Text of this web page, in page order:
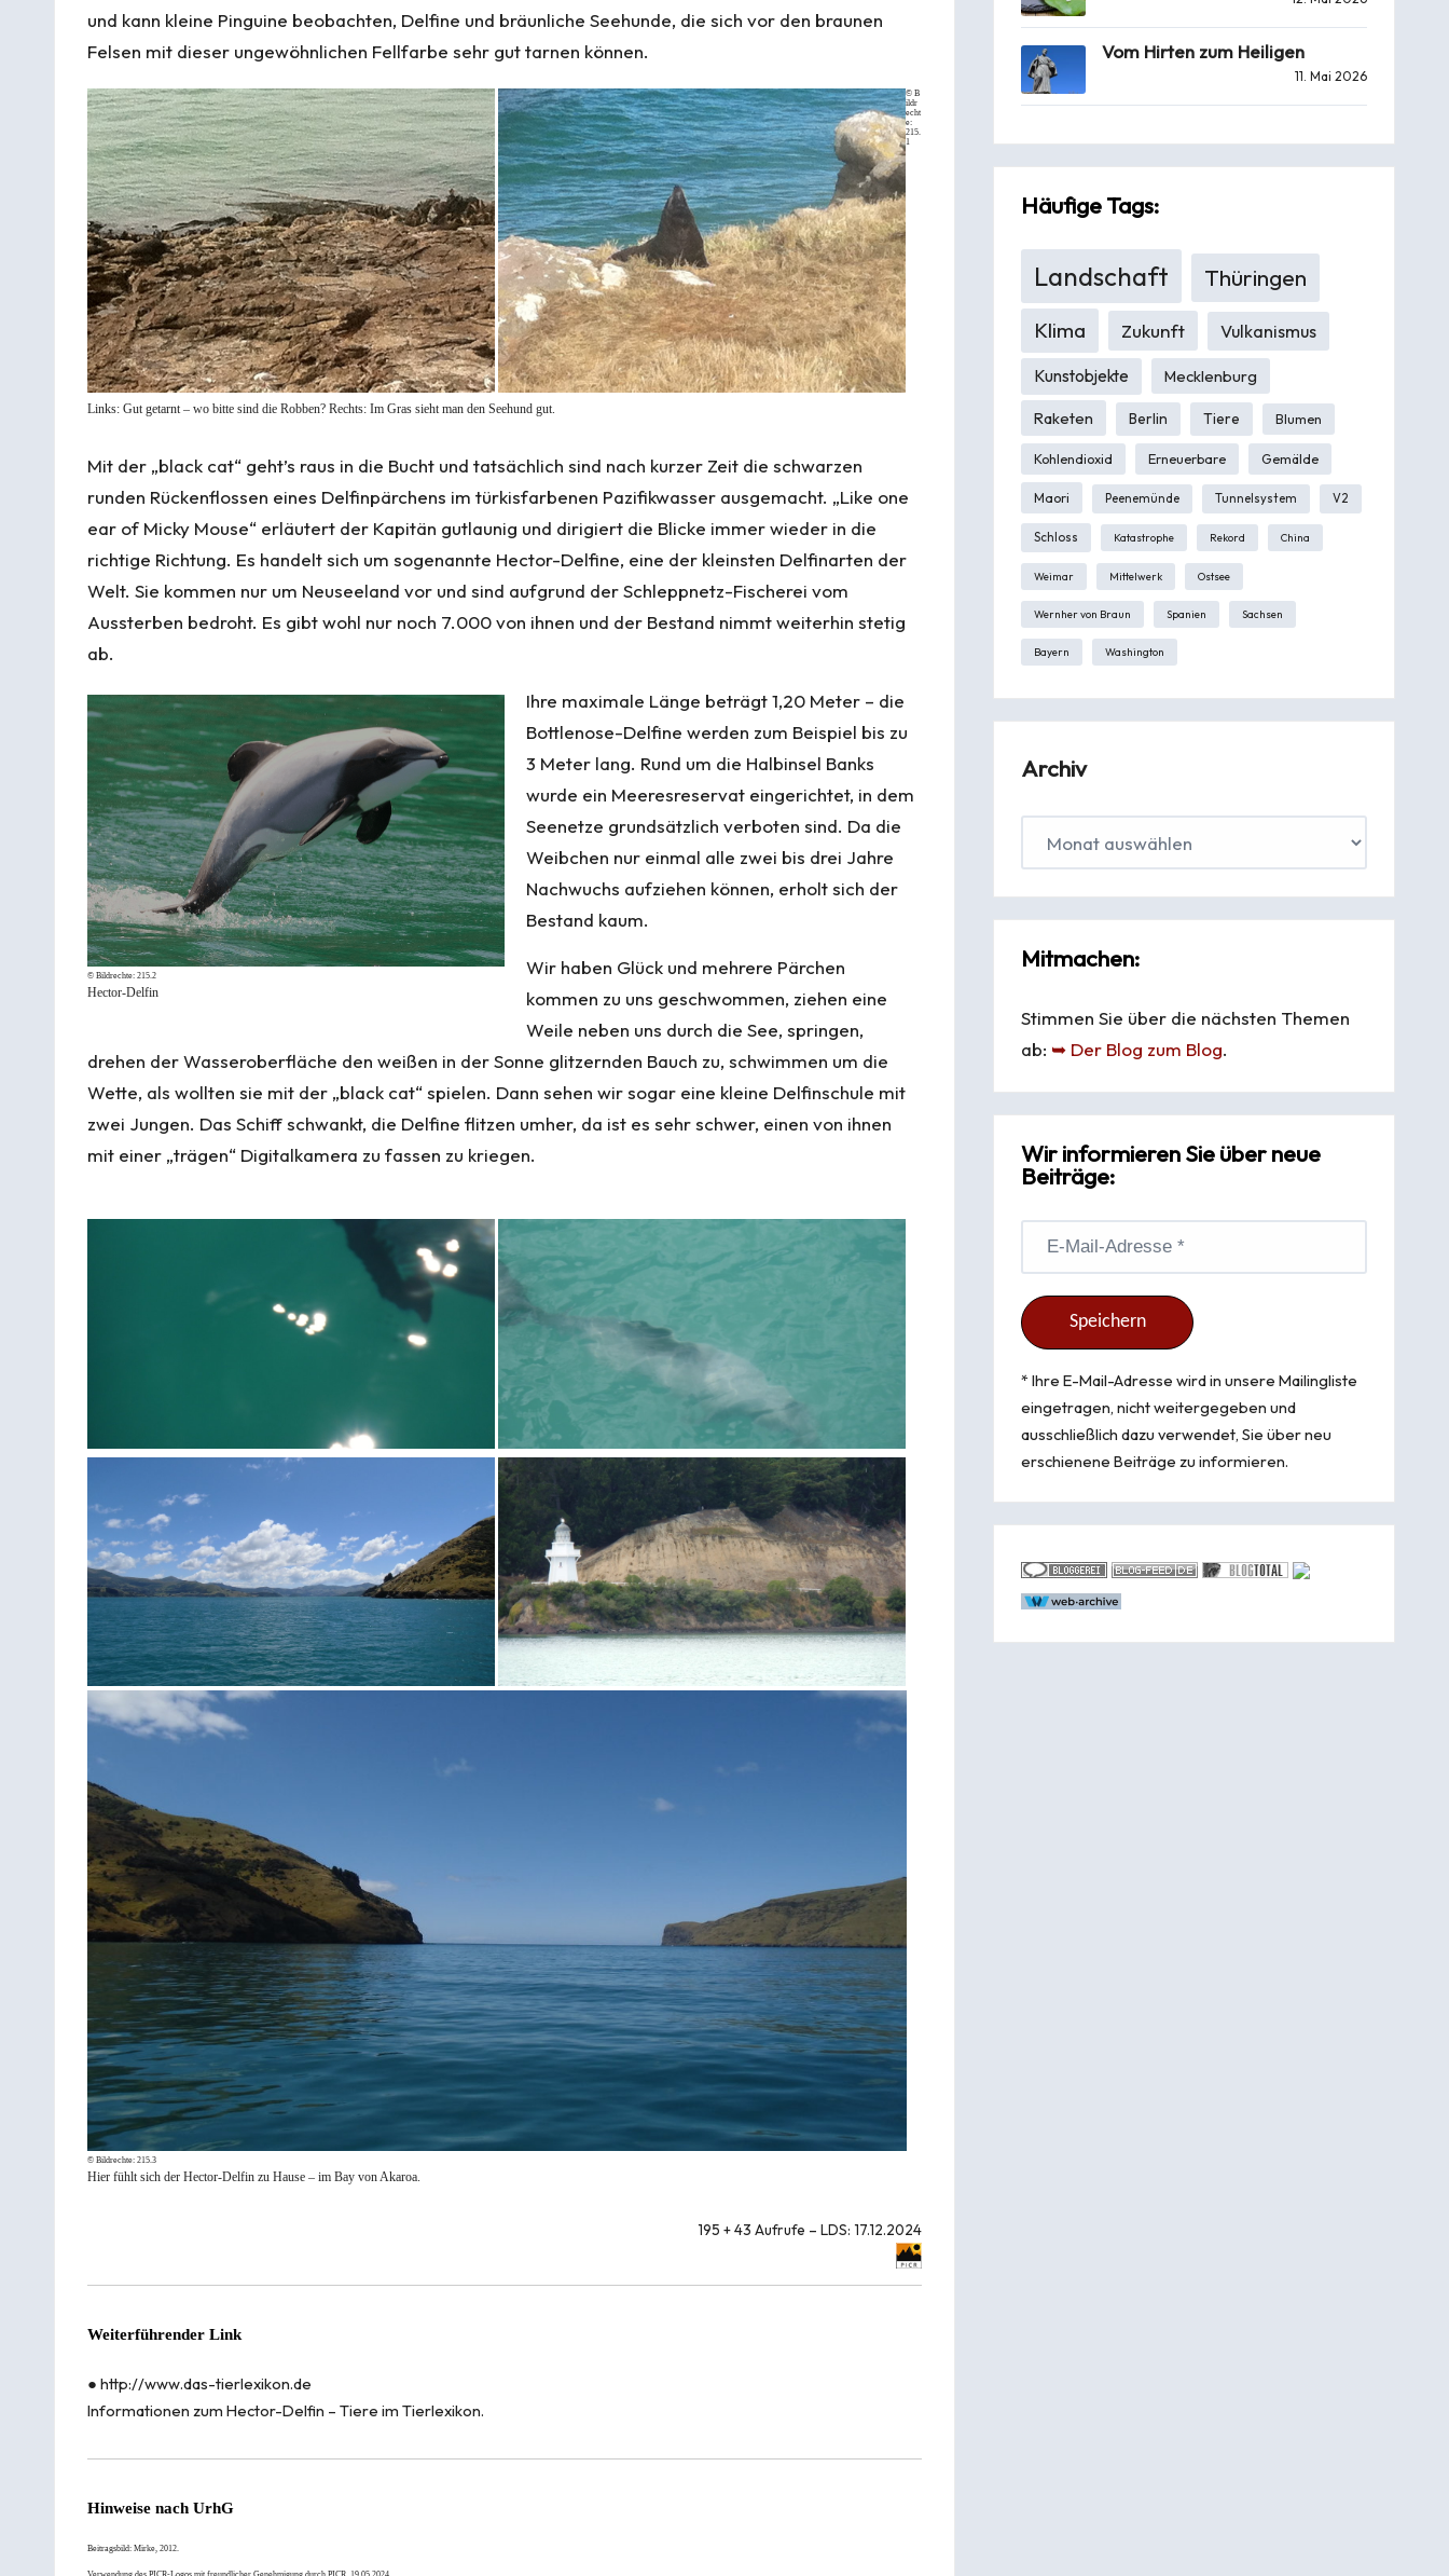
und kann kleine Pinguine beobachten, Delfine und bräunliche Seehunde, die sich vor den braunen
Felsen mit dieser ungewöhnlichen Fellfarbe sehr gut tarnen können.
© B
ildr
echt
e:
215.
1
Links: Gut getarnt – wo bitte sind die Robben? Rechts: Im Gras sieht man den Seehund gut.
Mit der „black cat“ geht’s raus in die Bucht und tatsächlich sind nach kurzer Zeit die schwarzen
runden Rückenflossen eines Delfinpärchens im türkisfarbenen Pazifikwasser ausgemacht. „Like one
ear of Micky Mouse“ erläutert der Kapitän gutlaunig und dirigiert die Blicke immer wieder in die
richtige Richtung. Es handelt sich um sogenannte Hector-Delfine, eine der kleinsten Delfinarten der
Welt. Sie kommen nur um Neuseeland vor und sind aufgrund der Schleppnetz-Fischerei vom
Aussterben bedroht. Es gibt wohl nur noch 7.000 von ihnen und der Bestand nimmt weiterhin stetig
ab.
© Bildrechte: 215.2
Hector-Delfin
Ihre maximale Länge beträgt 1,20 Meter – die
Bottlenose-Delfine werden zum Beispiel bis zu
3 Meter lang. Rund um die Halbinsel Banks
wurde ein Meeresreservat eingerichtet, in dem
Seenetze grundsätzlich verboten sind. Da die
Weibchen nur einmal alle zwei bis drei Jahre
Nachwuchs aufziehen können, erholt sich der
Bestand kaum.
Wir haben Glück und mehrere Pärchen
kommen zu uns geschwommen, ziehen eine
Weile neben uns durch die See, springen,
drehen der Wasseroberfläche den weißen in der Sonne glitzernden Bauch zu, schwimmen um die
Wette, als wollten sie mit der „black cat“ spielen. Dann sehen wir sogar eine kleine Delfinschule mit
zwei Jungen. Das Schiff schwankt, die Delfine flitzen umher, da ist es sehr schwer, einen von ihnen
mit einer „trägen“ Digitalkamera zu fassen zu kriegen.
© Bildrechte: 215.3
Hier fühlt sich der Hector-Delfin zu Hause – im Bay von Akaroa.
195 + 43 Aufrufe – LDS: 17.12.2024
Weiterführender Link
● http://www.das-tierlexikon.de
Informationen zum Hector-Delfin – Tiere im Tierlexikon.
Hinweise nach UrhG
Beitragsbild: Mirke, 2012.
Vom Hirten zum Heiligen
11. Mai 2026
Häufige Tags:
Landschaft Thüringen
Klima Zukunft Vulkanismus
Kunstobjekte Mecklenburg
Raketen Berlin Tiere Blumen
Kohlendioxid Erneuerbare Gemälde
Maori Peenemünde Tunnelsystem V2
Schloss Katastrophe Rekord China
Weimar Mittelwerk Ostsee
Wernher von Braun Spanien Sachsen
Bayern Washington
Archiv
Mitmachen:
Stimmen Sie über die nächsten Themen
ab: ➥ Der Blog zum Blog.
Wir informieren Sie über neue
Beiträge:
* Ihre E-Mail-Adresse wird in unsere Mailingliste
eingetragen, nicht weitergegeben und
ausschließlich dazu verwendet, Sie über neu
erschienene Beiträge zu informieren.